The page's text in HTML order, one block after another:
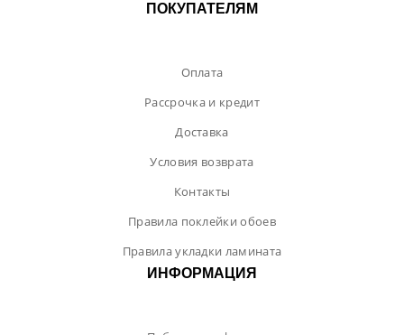
ПОКУПАТЕЛЯМ
Оплата
Рассрочка и кредит
Доставка
Условия возврата
Контакты
Правила поклейки обоев
Правила укладки ламината
ИНФОРМАЦИЯ